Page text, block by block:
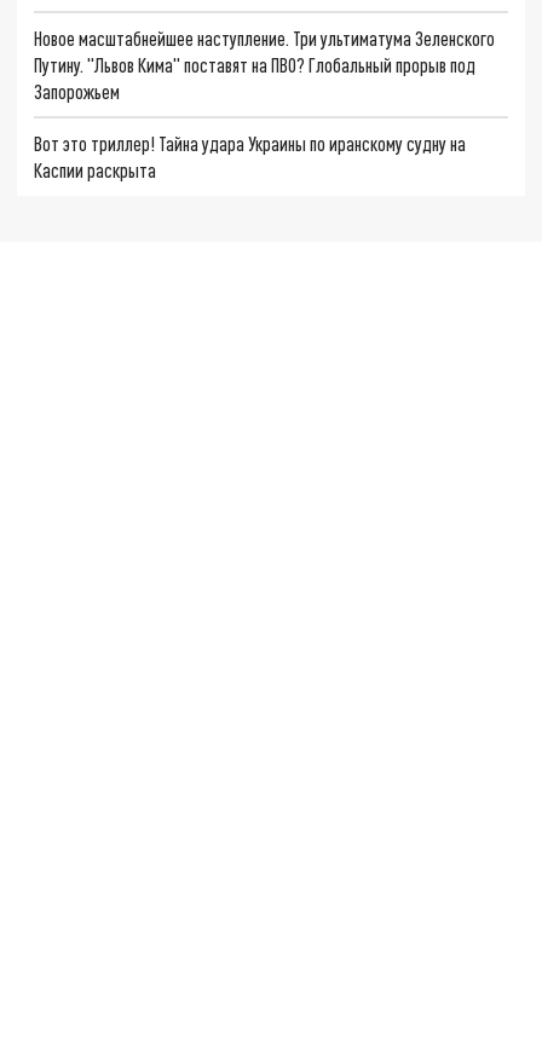
Новое масштабнейшее наступление. Три ультиматума Зеленского
Путину. "Львов Кима" поставят на ПВО? Глобальный прорыв под
Запорожьем
Вот это триллер! Тайна удара Украины по иранскому судну на
Каспии раскрыта